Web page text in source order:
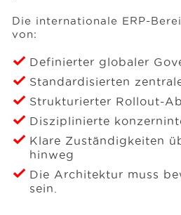
Die internationale ERP-
von:
Definierter globaler
Standardisierten
Strukturierter Rollout-
Disziplinierte
Klare Zuständigkeiten
hinweg
Die Architektur muss
sein.